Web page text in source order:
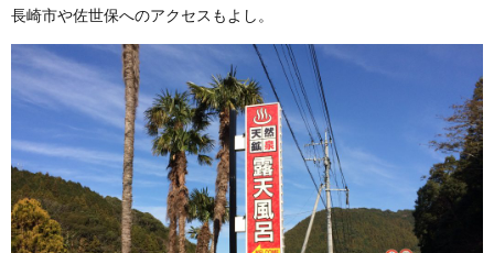
長崎市や佐世保へのアクセスもよし。